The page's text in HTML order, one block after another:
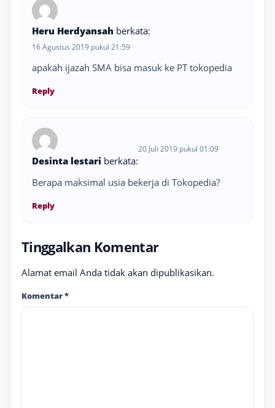
Heru Herdyansah berkata:
16 Agustus 2019 pukul 21:59
apakah ijazah SMA bisa masuk ke PT tokopedia
Reply
Desinta lestari berkata:
20 Juli 2019 pukul 01:09
Berapa maksimal usia bekerja di Tokopedia?
Reply
Tinggalkan Komentar
Alamat email Anda tidak akan dipublikasikan.
Komentar*